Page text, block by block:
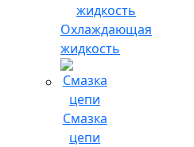
Охлаждающая
жидкость
Смазка
цепи